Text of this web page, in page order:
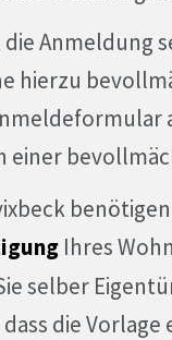
Anmeldung
hierzu
einer
Ihres
selber
die